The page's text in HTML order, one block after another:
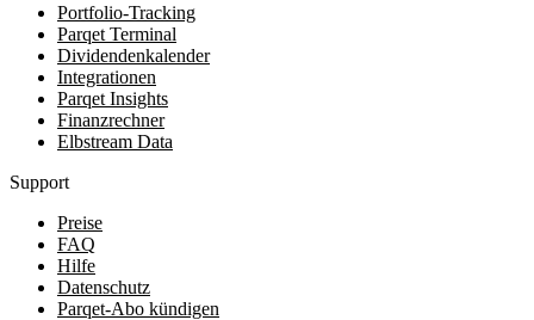
Portfolio-Tracking
Parqet Terminal
Dividendenkalender
Integrationen
Parqet Insights
Finanzrechner
Elbstream Data
Support
Preise
FAQ
Hilfe
Datenschutz
Parqet-Abo kündigen